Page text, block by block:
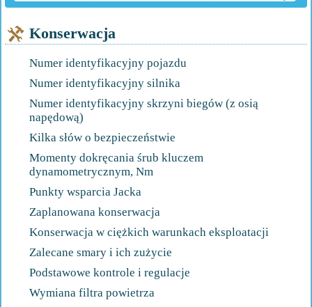
Konserwacja
Numer identyfikacyjny pojazdu
Numer identyfikacyjny silnika
Numer identyfikacyjny skrzyni biegów (z osią
napędową)
Kilka słów o bezpieczeństwie
Momenty dokręcania śrub kluczem
dynamometrycznym, Nm
Punkty wsparcia Jacka
Zaplanowana konserwacja
Konserwacja w ciężkich warunkach eksploatacji
Zalecane smary i ich zużycie
Podstawowe kontrole i regulacje
Wymiana filtra powietrza